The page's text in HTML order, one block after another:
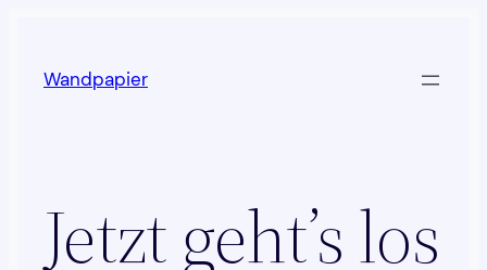
springen
Wandpapier
Jetzt geht’s los